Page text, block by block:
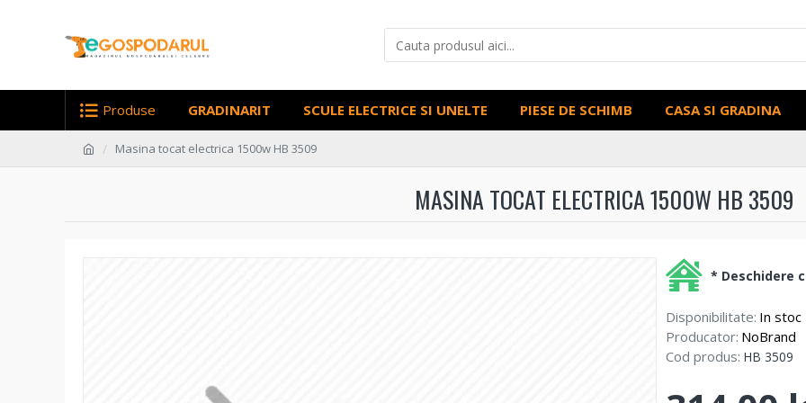
Produse GRADINARIT SCULE ELECTRICE SI UNELTE PIESE DE SCHIMB CASA SI GRADINA
Masina tocat electrica 1500w HB 3509
MASINA TOCAT ELECTRICA 1500W HB 3509
Disponibilitate: In stoc
Producator: NoBrand
Cod produs: HB 3509
* Deschidere